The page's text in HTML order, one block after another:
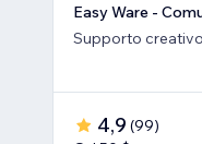
Easy Ware -
Supporto
4,9 (99)